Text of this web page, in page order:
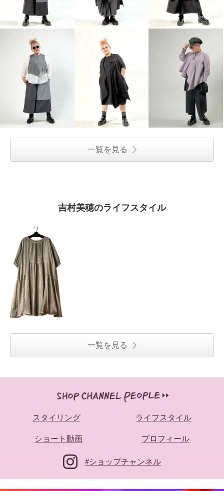
一覧を見る
吉村美穂のライフスタイル
一覧を見る
スタイリング ライフスタイル
ショート動画 プロフィール
#ショップチャンネル